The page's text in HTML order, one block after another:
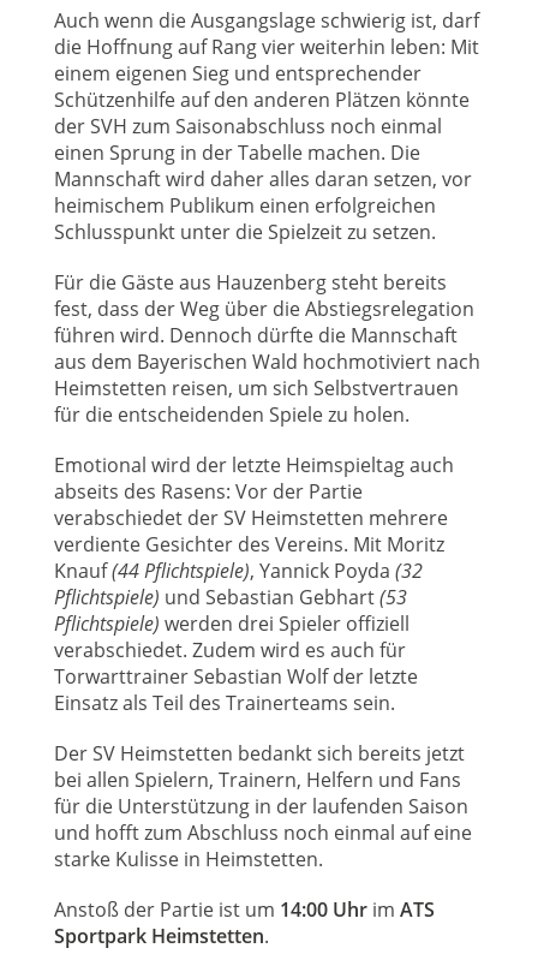
Auch wenn die Ausgangslage schwierig ist, darf
die Hoffnung auf Rang vier weiterhin leben: Mit
einem eigenen Sieg und entsprechender
Schützenhilfe auf den anderen Plätzen könnte
der SVH zum Saisonabschluss noch einmal
einen Sprung in der Tabelle machen. Die
Mannschaft wird daher alles daran setzen, vor
heimischem Publikum einen erfolgreichen
Schlusspunkt unter die Spielzeit zu setzen.
Für die Gäste aus Hauzenberg steht bereits
fest, dass der Weg über die Abstiegsrelegation
führen wird. Dennoch dürfte die Mannschaft
aus dem Bayerischen Wald hochmotiviert nach
Heimstetten reisen, um sich Selbstvertrauen
für die entscheidenden Spiele zu holen.
Emotional wird der letzte Heimspieltag auch
abseits des Rasens: Vor der Partie
verabschiedet der SV Heimstetten mehrere
verdiente Gesichter des Vereins. Mit Moritz
Knauf(44 Pflichtspiele), Yannick Poyda (32
Pflichtspiele) und Sebastian Gebhart(53
Pflichtspiele) werden drei Spieler offiziell
verabschiedet. Zudem wird es auch für
Torwarttrainer Sebastian Wolf der letzte
Einsatz als Teil des Trainerteams sein.
Der SV Heimstetten bedankt sich bereits jetzt
bei allen Spielern, Trainern, Helfern und Fans
für die Unterstützung in der laufenden Saison
und hofft zum Abschluss noch einmal auf eine
starke Kulisse in Heimstetten.
Anstoß der Partie ist um 14:00 Uhr im ATS
Sportpark Heimstetten.